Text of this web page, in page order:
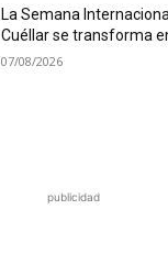
La Semana
Cuéllar se transforma
07/08/2026
publicidad